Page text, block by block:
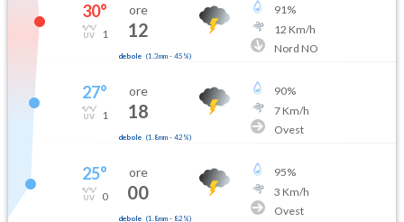
30°
1
ore
12
debole (1.3mm- 45 %)
91%
12 Km/h
Nord NO
27°
1
ore
18
debole (1.8mm- 42 %)
90%
7Km/h
Ovest
25°
0
ore
00
debole (1.8mm- 82 %)
95%
3 Km/h
Ovest